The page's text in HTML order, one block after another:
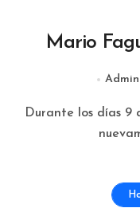
Mario
Durante los días 9 al 12 de Julio de 2015 Mario visitó